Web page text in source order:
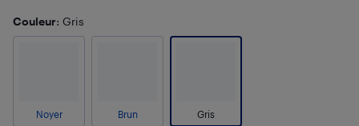
Couleur: Gris
Noyer Brun Gris